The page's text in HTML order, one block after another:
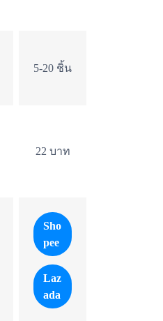
5-20 ชิ้น
22 บาท
Sho
pee
Laz
ada